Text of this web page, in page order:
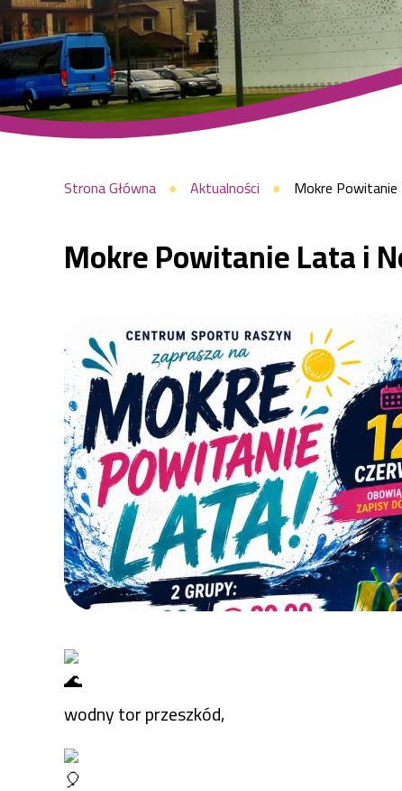
w
Centrum
Sportu
Raszyn!
Centrum
Sportu
Raszyn
Ścieżka
nawigacyjna
Strona Główna Aktualności Mokre Powitanie
Mokre Powitanie Lata i
wodny tor przeszkód,